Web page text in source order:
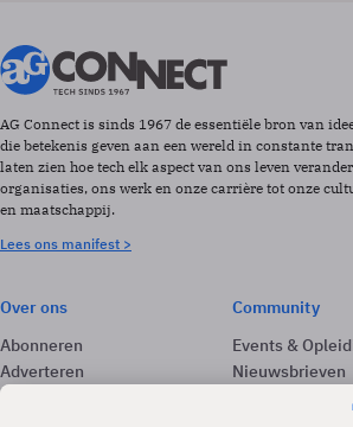
AG Connect is sinds 1967 de essentiële bron van
die betekenis geven aan een wereld in constante
laten zien hoe tech elk aspect van ons leven
organisaties, ons werk en onze carrière tot onze
en maatschappij.
Lees ons manifest >
Over ons
Abonneren
Adverteren
Contact
Community
Events &
Nieuwsbrieven